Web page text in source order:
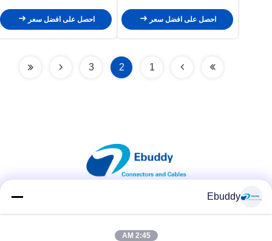
احصل على افضل سعر
احصل على افضل سعر
1
2
3
Ebuddy
2:45 AM